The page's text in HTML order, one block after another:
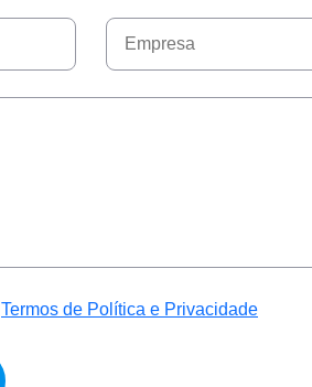
Termos de Política e Privacidade